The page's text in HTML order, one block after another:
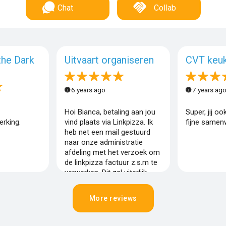
Chat Collab
Dark Uitvaart organiseren
6 years ago
Hoi Bianca, betaling aan jou
vind plaats via Linkpizza. Ik
heb net een mail gestuurd
naar onze administratie
afdeling met het verzoek om
de linkpizza factuur z.s.m te
verwerken. Dit zal uiterlijk
aankomende week gebeuren.
Vr. groet, Jerry
CVT
7 years
Super, jij
fijne
More reviews